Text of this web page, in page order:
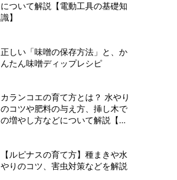
について解説【電動工具の基礎知
識】
正しい「味噌の保存方法」と、か
んたん味噌ディップレシピ
カランコエの育て方とは？ 水やり
のコツや肥料の与え方、挿し木で
の増やし方などについて解説【カ
【ルピナスの育て方】種まきや水
やりのコツ、害虫対策などを解説